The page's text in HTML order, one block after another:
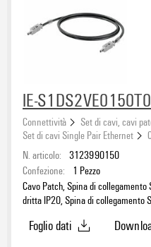
IE-
Connettività
Set di cavi, cavi
Set di cavi Single Pair Ethernet
N. articolo: 3123990150
Confezione:
1 Pezzo
Cavo Patch, Spina di
dritta IP20, Spina di collegamento
Foglio dati